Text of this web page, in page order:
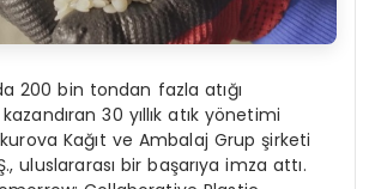
200 bin tondan fazla atığı
30 yıllık atık yönetimi
Kağıt ve Ambalaj Grup şirketi
uluslararası bir başarıya imza attı.